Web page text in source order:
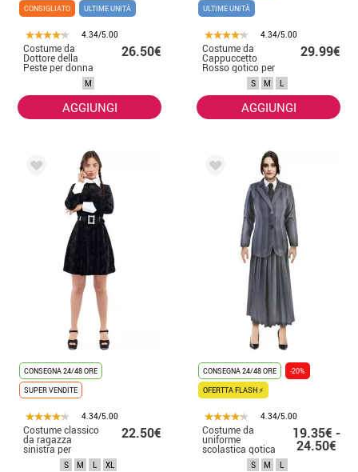
CONSIGLIATO
ULTIME UNITÀ
4.34/5.00
Costume da
Dottore della
Peste per donna
26.50€
M
AGGIUNGI
ULTIME UNITÀ
4.34/5.00
Costume da
Cappuccetto
Rosso gotico per
29.99€
S M L
AGGIUNGI
CONSEGNA 24/48 ORE
SUPER VENDITE
4.34/5.00
Costume classico
da ragazza
sinistra per
22.50€
S M L XL
CONSEGNA 24/48 ORE
-20%
OFERTTA FLASH ⚡
4.34/5.00
Costume da
uniforme
scolastica gotica
a righe da donna
19.35€ -
24.50€
S M L